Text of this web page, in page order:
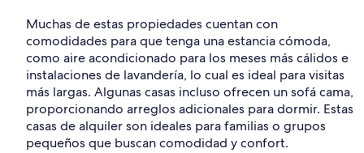
Muchas de estas propiedades cuentan con
comodidades para que tenga una estancia cómoda,
como aire acondicionado para los meses más cálidos e
instalaciones de lavandería, lo cual es ideal para visitas
más largas. Algunas casas incluso ofrecen un sofá cama,
proporcionando arreglos adicionales para dormir. Estas
casas de alquiler son ideales para familias o grupos
pequeños que buscan comodidad y confort.